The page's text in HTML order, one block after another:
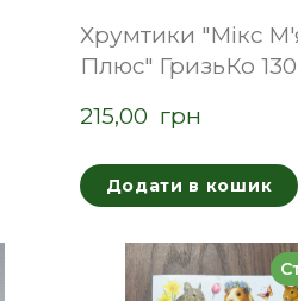
Хрумтики "Мікс
Плюс" ГризьКо
215,00  грн
Додати в кошик